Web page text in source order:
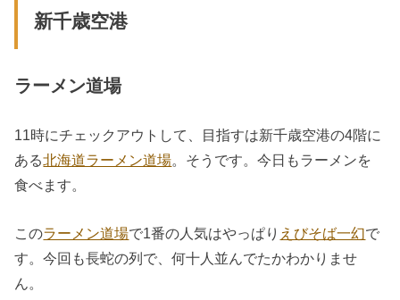
新千歳空港
ラーメン道場
11時にチェックアウトして、目指すは新千歳空港の4階に
ある北海道ラーメン道場。そうです。今日もラーメンを
食べます。
このラーメン道場で1番の人気はやっぱり えびそば一幻で
す。今回も長蛇の列で、何十人並んでたかわかりませ
ん。